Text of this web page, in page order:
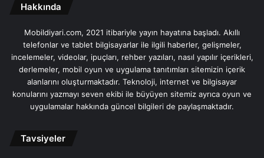
Hakkında
Mobildiyari.com, 2021 itibariyle yayın hayatına başladı. Akıllı
telefonlar ve tablet bilgisayarlar ile ilgili haberler, gelişmeler,
incelemeler, videolar, ipuçları, rehber yazıları, nasıl yapılır içerikleri,
derlemeler, mobil oyun ve uygulama tanıtımları sitemizin içerik
alanlarını oluşturmaktadır. Teknoloji, internet ve bilgisayar
konularını yazmayı seven ekibi ile büyüyen sitemiz ayrıca oyun ve
uygulamalar hakkında güncel bilgileri de paylaşmaktadır.
Tavsiyeler